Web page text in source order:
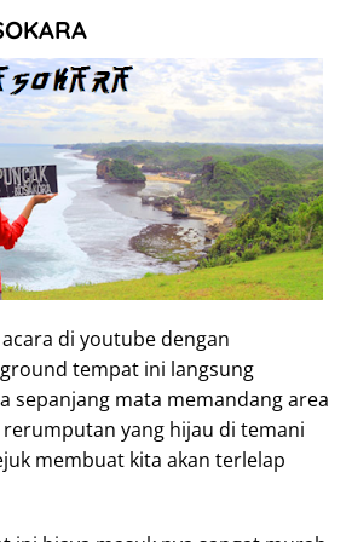
di youtube dengan
tempat ini langsung
sepanjang mata memandang area
yang hijau di temani
membuat kita akan terlelap